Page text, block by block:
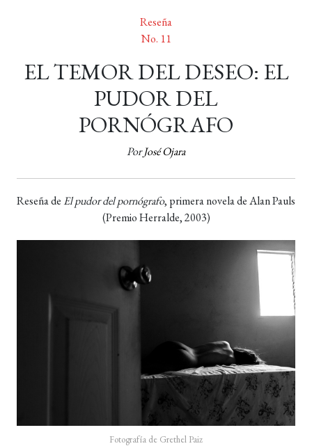
Reseña
No. 11
EL TEMOR DEL DESEO: EL
PUDOR DEL
PORNÓGRAFO
PorJosé Ojara
Reseña de El pudor del pornógrafo, primera novela de Alan Pauls
(Premio Herralde, 2003)
Fotografía de Grethel Paiz